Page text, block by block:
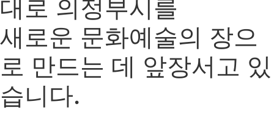
대로 의정부시를
새로운 문화예술의 장으
로 만드는 데 앞장서고 있
습니다.